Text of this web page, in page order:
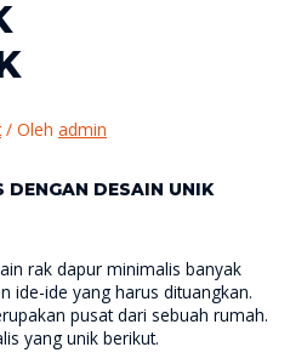
/ Oleh admin
DENGAN DESAIN UNIK
rak dapur minimalis banyak
ide-ide yang harus dituangkan.
pusat dari sebuah rumah.
yang unik berikut.